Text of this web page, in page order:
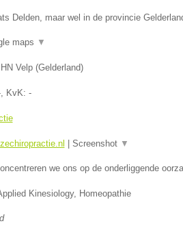
Delden, maar wel in de provincie
maps ▼
Velp(Gelderland)
, KvK: -
Screenshot ▼
we ons op de onderliggende
Kinesiology, Homeopathie